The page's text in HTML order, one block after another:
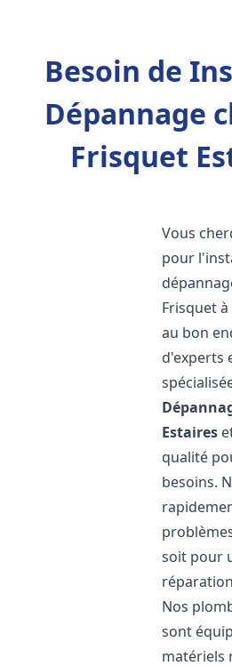
Besoin de
Dépannage
Frisquet
Vous
pour
Frisquet à
au bon
d'experts
Estaires
qualité
besoins.
soit pour
Nos
sont
matériels